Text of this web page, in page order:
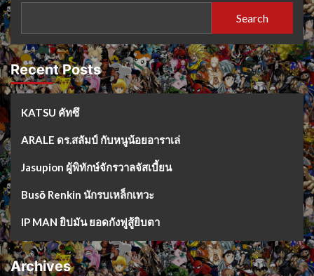
Search
Recent Posts
KATSU คัทซึ
ARALE ดร.สลัมป์ กับหนูน้อยอาราเล่
Jasupion ผู้พิทักษ์จักรวาลจัสเบี้ยน
Busō Renkin นักรบเหล็กเทวะ
IP MAN ยิปมัน ยอดกังฟูสู้ยิบตา
Archives